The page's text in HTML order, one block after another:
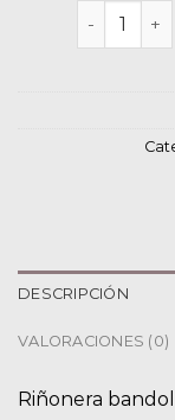
bolso
DESCRIPCIÓN
VALORACIONES (0)
Riñonera